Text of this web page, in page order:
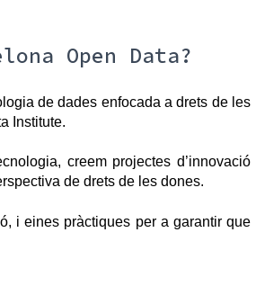
Open Data?
de dades enfocada a drets de les
Institute.
creem projectes d’innovació
de drets de les dones.
i eines pràctiques per a garantir que